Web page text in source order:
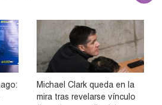
Michael Clark queda en la
mira tras revelarse vínculo